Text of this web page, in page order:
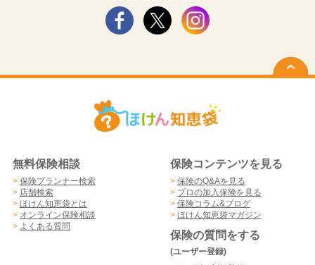
無料保険相談
> 保険プランナー検索
> 店舗検索
> ほけん知恵袋とは
> オンライン保険相談
> よくある質問
保険コンテンツを見る
> 保険のQ&Aを見る
> プロの加入保険を見る
> 保険コラム&ブログ
> ほけん知恵袋マガジン
保険の質問をする
(ユーザー登録)